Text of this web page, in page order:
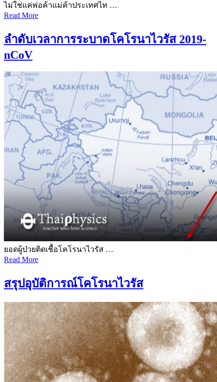
ไม่ใช่แค่พ่อค้าแม่ค้าประเทศไท …
Read More
ลำดับเวลาการระบาดโคโรนาไวรัส 2019-
nCoV
ยอดผู้ป่วยติดเชื้อโคโรนาไวรัส …
Read More
สรุปอุบัติการณ์โคโรนาไวรัส